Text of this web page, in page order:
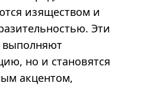
изяществом и
Эти
выполняют
но и становятся
акцентом,